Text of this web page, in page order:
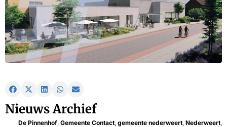
Nieuws Archief
De Pinnenhof Gemeente Contact gemeente nederweert Nederweert